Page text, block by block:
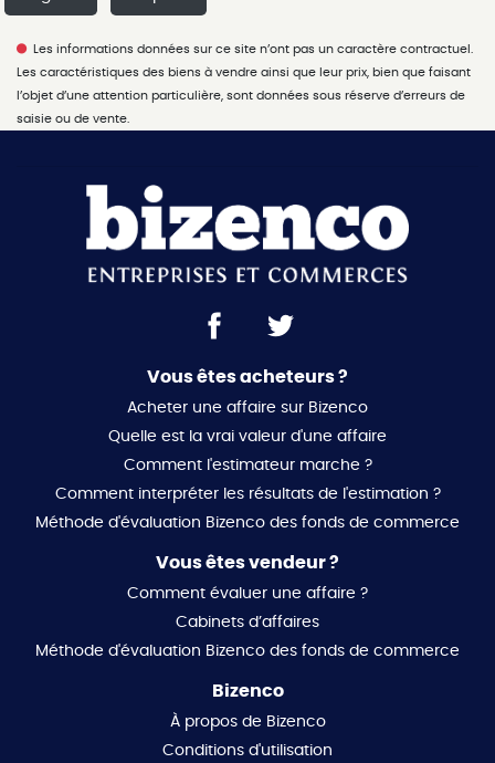
Les informations données sur ce site n’ont pas un caractère contractuel.
Les caractéristiques des biens à vendre ainsi que leur prix, bien que faisant
l’objet d’une attention particulière, sont données sous réserve d’erreurs de
saisie ou de vente.
Vous êtes acheteurs ?
Acheter une affaire sur Bizenco
Quelle est la vrai valeur d'une affaire
Comment l'estimateur marche ?
Comment interpréter les résultats de l'estimation ?
Méthode d'évaluation Bizenco des fonds de commerce
Vous êtes vendeur ?
Comment évaluer une affaire ?
Cabinets d’affaires
Méthode d'évaluation Bizenco des fonds de commerce
Bizenco
À propos de Bizenco
Conditions d'utilisation